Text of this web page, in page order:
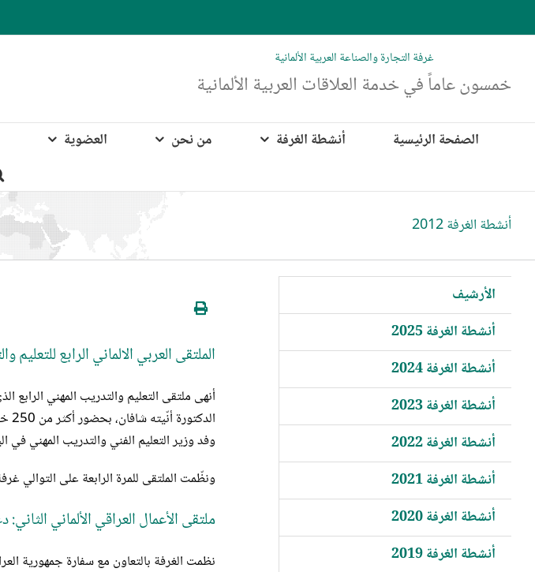
to
غرفة التجارة والصناعة العربية الألمانية
خمسون عاماً في خدمة العلاقات العربية الألمانية
الصفحة الرئيسية أنشطة الغرفة من نحن العضوية
أنشطة الغرفة 2012
الملتقى العربي الالماني الرابع
وفد وزير التعليم الفني والتدريب المهني في
ونظّمت الملتقى للمرة الرابعة على التوالي
ملتقى الأعمال العراقي الألماني
الأرشيف
أنشطة الغرفة 2025
أنشطة الغرفة 2024
أنشطة الغرفة 2023
أنشطة الغرفة 2022
أنشطة الغرفة 2021
أنشطة الغرفة 2020
أنشطة الغرفة 2019